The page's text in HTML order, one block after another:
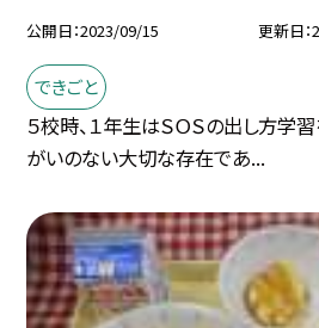
公開日 2023/09/15 更新日
できごと
５校時、１年生はＳＯＳの出し方学
がいのない大切な存在であ...